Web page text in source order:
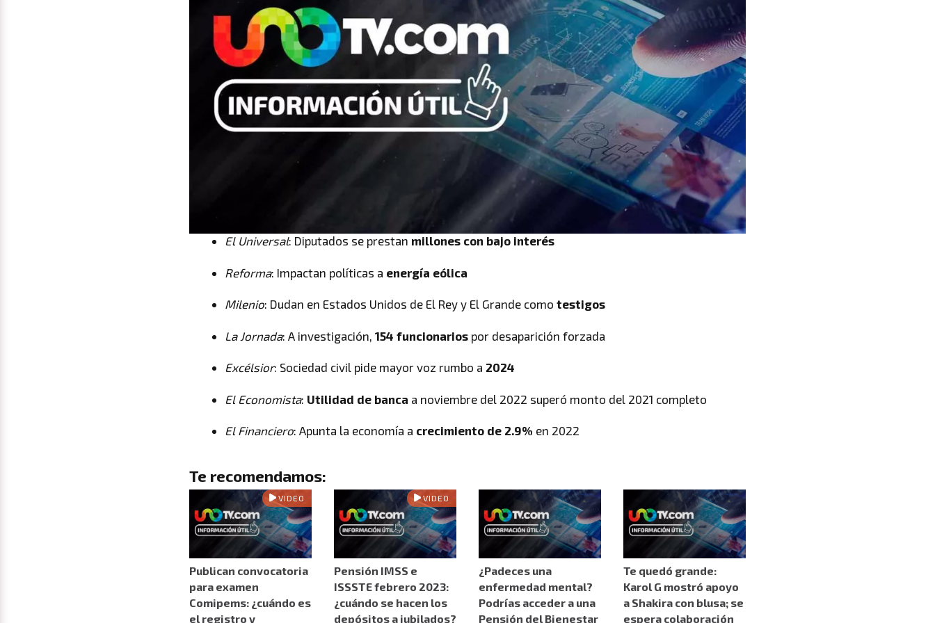
El Universal: Diputados se prestan millones con bajo interés
Reforma: Impactan políticas a energía eólica
Milenio: Dudan en Estados Unidos de El Rey y El Grande como testigos
La Jornada: A investigación, 154 funcionarios por desaparición forzada
Excélsior: Sociedad civil pide mayor voz rumbo a 2024
El Economista: Utilidad de banca a noviembre del 2022 superó monto del 2021 completo
El Financiero: Apunta la economía a crecimiento de 2.9% en 2022
Te recomendamos:
VIDEO
Publican convocatoria
para examen
Comipems: ¿cuándo es
el registro y
VIDEO
Pensión IMSS e
ISSSTE febrero 2023:
¿cuándo se hacen los
depósitos a jubilados?
¿Padeces una
enfermedad mental?
Podrías acceder a una
Pensión del Bienestar
Te quedó grande:
Karol G mostró apoyo
a Shakira con blusa; se
espera colaboración